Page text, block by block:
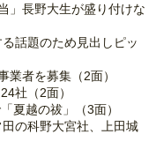
」長野大生が盛り付けな
話題のため見出しピッ
業者を募集（2面）
社（2面）
夏越の祓」（3面）
の科野大宮社、上田城